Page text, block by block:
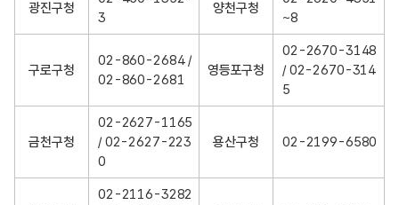
광진구청
3
양천구청
~8
구로구청
02-860-2684 /
02-860-2681
영등포구청
02-2670-3148
/ 02-2670-314
5
금천구청
02-2627-1165
/ 02-2627-223
0
용산구청 02-2199-6580
02-2116-3282